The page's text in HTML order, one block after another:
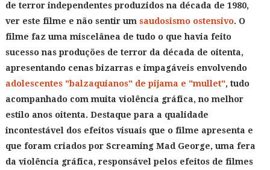
de terror independentes produzidos na década de 1980,
ver este filme e não sentir um saudosismo ostensivo. O
filme faz uma miscelânea de tudo o que havia feito
sucesso nas produções de terror da década de oitenta,
apresentando cenas bizarras e impagáveis envolvendo
adolescentes "balzaquianos" de pijama e "mullet", tudo
acompanhado com muita violência gráfica, no melhor
estilo anos oitenta. Destaque para a qualidade
incontestável dos efeitos visuais que o filme apresenta e
que foram criados por Screaming Mad George, uma fera
da violência gráfica, responsável pelos efeitos de filmes